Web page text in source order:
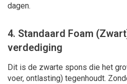
dagen.
4. Standaard Foam
verdediging
Dit is de zwarte spons die het
voer, ontlasting) tegenhoudt.